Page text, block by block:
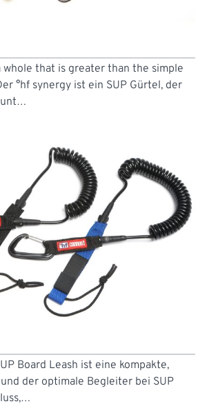
whole that is greater than the simple
°hf synergy ist ein SUP Gürtel, der
Board Leash ist eine kompakte,
der optimale Begleiter bei SUP